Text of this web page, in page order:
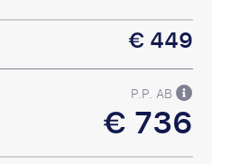
€ 449
P.P. AB
€ 736